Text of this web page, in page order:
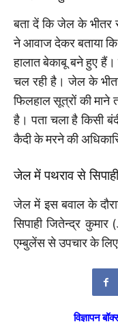
बता दें कि जेल के भीतर
ने आवाज देकर बताया
हालात बेकाबू बने हुए हैं।
चल रही है। जेल के
फिलहाल सूत्रों की माने
है। पता चला है किसी
कैदी के मरने की
जेल में पथराव से
जेल में इस बवाल के
सिपाही जितेन्द्र
एम्बुलेंस से उपचार के
विज्ञापन